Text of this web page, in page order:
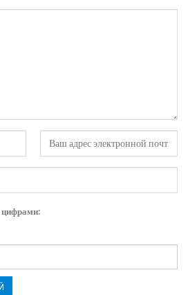
цифрами: